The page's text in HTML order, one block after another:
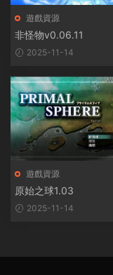
遊戲資源
非怪物v0.06.11
2025-11-14
遊戲資源
原始之球1.03
2025-11-14